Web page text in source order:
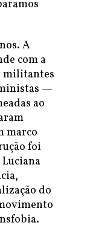
A
com a
militantes
—
ao
marco
foi
do